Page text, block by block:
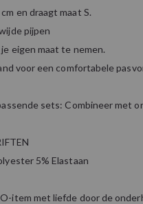
en draagt maat S.
pijpen
eigen maat te nemen.
voor een comfortabele
sets: Combineer met
5% Elastaan
item met liefde door de